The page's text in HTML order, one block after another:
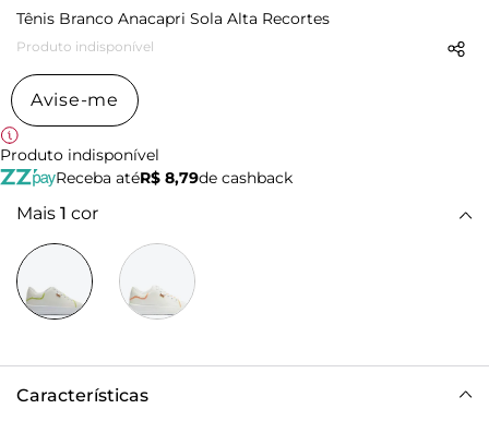
Tênis Branco Anacapri Sola Alta Recortes
Produto indisponível
Avise-me
Produto indisponível
Receba atéR$ 8,79de cashback
Mais 1 cor
Características